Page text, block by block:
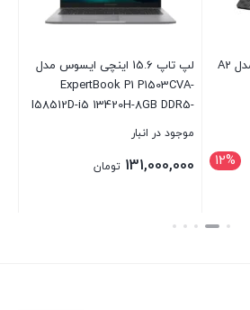
پایه خنک کننده کول کلد مدل A2
12%
لپ تاپ 15.6 اینچی ایسوس مدل
ExpertBook P1 P1503CVA-
I58512D-i5 13420H-8GB DDR5-
موجود در انبار
131,000,000 تومان
بستن